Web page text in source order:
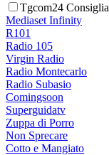
Tgcom24 Consiglia
Mediaset Infinity
R101
Radio 105
Virgin Radio
Radio Montecarlo
Radio Subasio
Comingsoon
Superguidatv
Zuppa di Porro
Non Sprecare
Cotto e Mangiato